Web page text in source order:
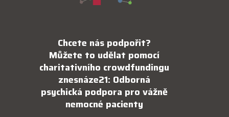
Chcete nás podpořit?
Můžete to udělat pomocí
charitativního crowdfundingu
znesnáze21: Odborná
psychická podpora pro vážně
nemocné pacienty